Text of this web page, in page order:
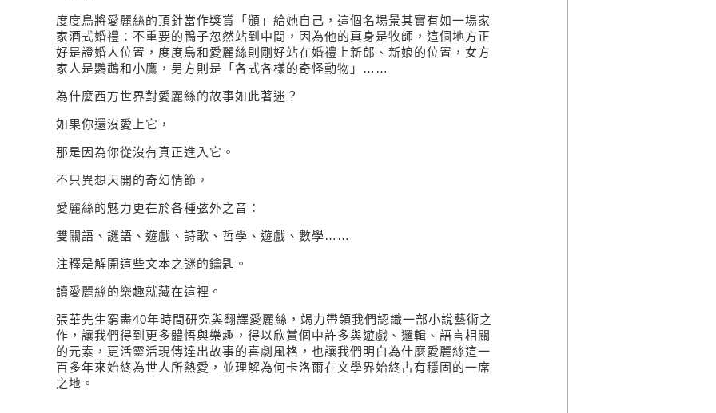
度度鳥將愛麗絲的頂針當作獎賞「頒」給她自己，這個名場景其實有如一場家
家酒式婚禮：不重要的鴨子忽然站到中間，因為他的真身是牧師，這個地方正
好是證婚人位置，度度鳥和愛麗絲則剛好站在婚禮上新郎、新娘的位置，女方
家人是鸚鵡和小鷹，男方則是「各式各樣的奇怪動物」……
為什麼西方世界對愛麗絲的故事如此著迷？
如果你還沒愛上它，
那是因為你從沒有真正進入它。
不只異想天開的奇幻情節，
愛麗絲的魅力更在於各種弦外之音：
雙關語、謎語、遊戲、詩歌、哲學、遊戲、數學……
注釋是解開這些文本之謎的鑰匙。
讀愛麗絲的樂趣就藏在這裡。
張華先生窮盡40年時間研究與翻譯愛麗絲，竭力帶領我們認識一部小說藝術之
作，讓我們得到更多體悟與樂趣，得以欣賞個中許多與遊戲、邏輯、語言相關
的元素，更活靈活現傳達出故事的喜劇風格，也讓我們明白為什麼愛麗絲這一
百多年來始終為世人所熱愛，並理解為何卡洛爾在文學界始終占有穩固的一席
之地。